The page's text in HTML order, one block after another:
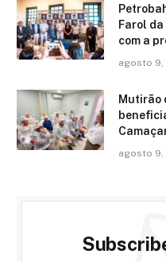
Farol
com a
agosto 9,
Mutirão
agosto 9,